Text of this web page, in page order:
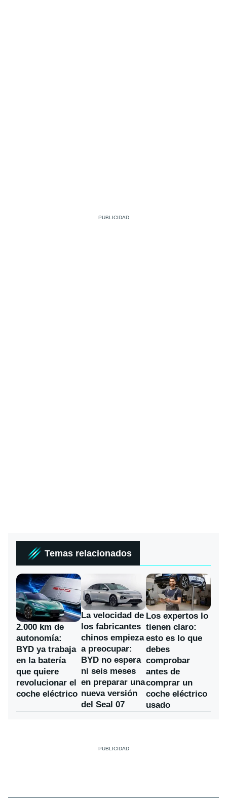
Temas relacionados
2.000 km de
autonomía:
BYD ya trabaja
en la batería
que quiere
revolucionar el
coche eléctrico
La velocidad de
los fabricantes
chinos empieza
a preocupar:
BYD no espera
ni seis meses
en preparar una
nueva versión
del Seal 07
Los expertos lo
tienen claro:
esto es lo que
debes
comprobar
antes de
comprar un
coche eléctrico
usado